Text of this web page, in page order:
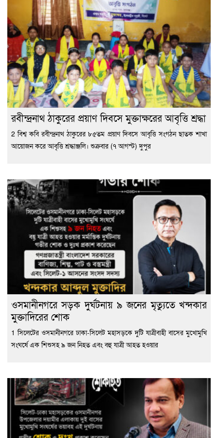
রবীন্দ্রনাথ ঠাকুরের প্রয়াণ দিবসে মুক্তাক্ষরের আবৃত্তি শ্রদ্ধা
2 বিশ্ব কবি রবীন্দ্রনাথ ঠাকুরের ৮৫তম প্রয়াণ দিবসে আবৃত্তি সংগঠন ছাতক শাখা
আয়োজন করে আবৃত্তি শ্রদ্ধাঞ্জলি। শুক্রবার (৭ আগস্ট) দুপুর
ওসমানীনগরে সড়ক দুর্ঘটনায় ৯ জনের মৃত্যুতে খন্দকার
মুক্তাদিরের শোক
1 সিলেটের ওসমানীনগরে ঢাকা-সিলেট মহাসড়কে দুটি যাত্রীবাহী বাসের মুখোমুখি
সংঘর্ষে এক শিশুসহ ৯ জন নিহত এবং বহু যাত্রী আহত হওয়ার